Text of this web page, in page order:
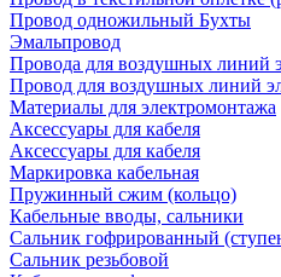
Провод одножильный Бухты
Эмальпровод
Провода для воздушных линий
Провод для воздушных линий
Материалы для электромонтажа
Аксессуары для кабеля
Аксессуары для кабеля
Маркировка кабельная
Пружинный сжим (кольцо)
Кабельные вводы, сальники
Сальник гофрированный
Сальник резьбовой